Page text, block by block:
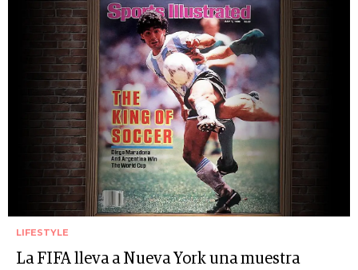
LIFESTYLE
La FIFA lleva a Nueva York una muestra